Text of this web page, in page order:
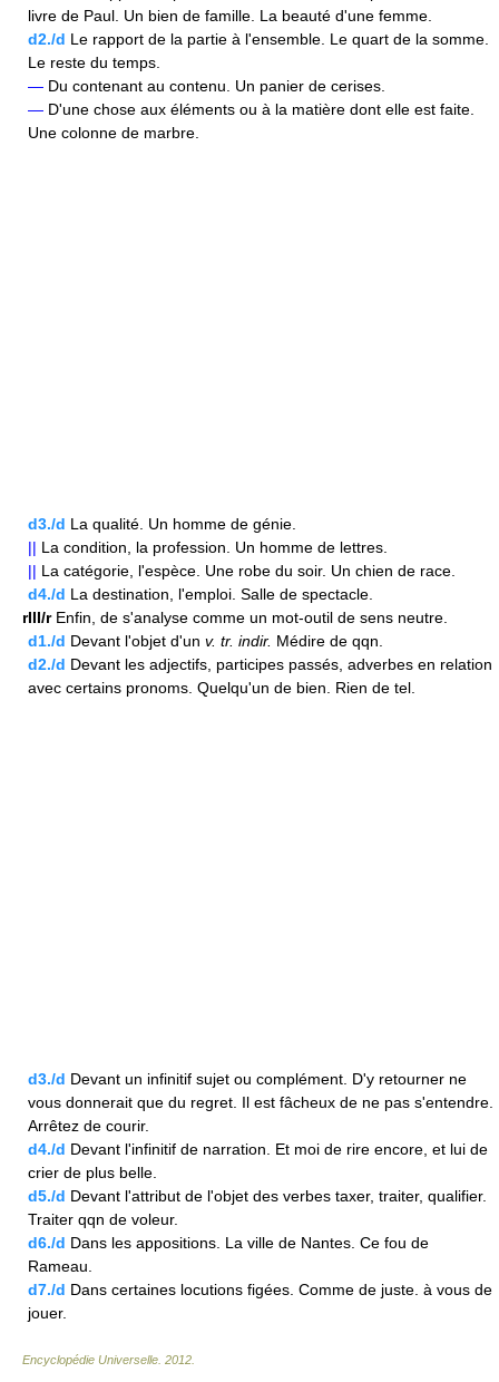
livre de Paul. Un bien de famille. La beauté d'une femme.
d2./d Le rapport de la partie à l'ensemble. Le quart de la somme.
Le reste du temps.
— Du contenant au contenu. Un panier de cerises.
— D'une chose aux éléments ou à la matière dont elle est faite.
Une colonne de marbre.
d3./d La qualité. Un homme de génie.
|| La condition, la profession. Un homme de lettres.
|| La catégorie, l'espèce. Une robe du soir. Un chien de race.
d4./d La destination, l'emploi. Salle de spectacle.
rIII/rEnfin, de s'analyse comme un mot-outil de sens neutre.
d1./d Devant l'objet d'un v. tr. indir. Médire de qqn.
d2./d Devant les adjectifs, participes passés, adverbes en relation
avec certains pronoms. Quelqu'un de bien. Rien de tel.
d3./d Devant un infinitif sujet ou complément. D'y retourner ne
vous donnerait que du regret. Il est fâcheux de ne pas s'entendre.
Arrêtez de courir.
d4./d Devant l'infinitif de narration. Et moi de rire encore, et lui de
crier de plus belle.
d5./d Devant l'attribut de l'objet des verbes taxer, traiter, qualifier.
Traiter qqn de voleur.
d6./d Dans les appositions. La ville de Nantes. Ce fou de
Rameau.
d7./d Dans certaines locutions figées. Comme de juste. à vous de
jouer.
Encyclopédie Universelle 2012